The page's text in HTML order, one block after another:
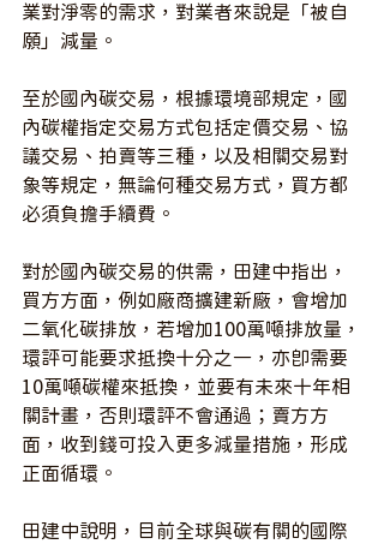
業對淨零的需求，對業者來說是「被自
願」減量。
至於國內碳交易，根據環境部規定，國
內碳權指定交易方式包括定價交易、協
議交易、拍賣等三種，以及相關交易對
象等規定，無論何種交易方式，買方都
必須負擔手續費。
對於國內碳交易的供需，田建中指出，
買方方面，例如廠商擴建新廠，會增加
二氧化碳排放，若增加100萬噸排放量，
環評可能要求抵換十分之一，亦即需要
10萬噸碳權來抵換，並要有未來十年相
關計畫，否則環評不會通過；賣方方
面，收到錢可投入更多減量措施，形成
正面循環。
田建中說明，目前全球與碳有關的國際